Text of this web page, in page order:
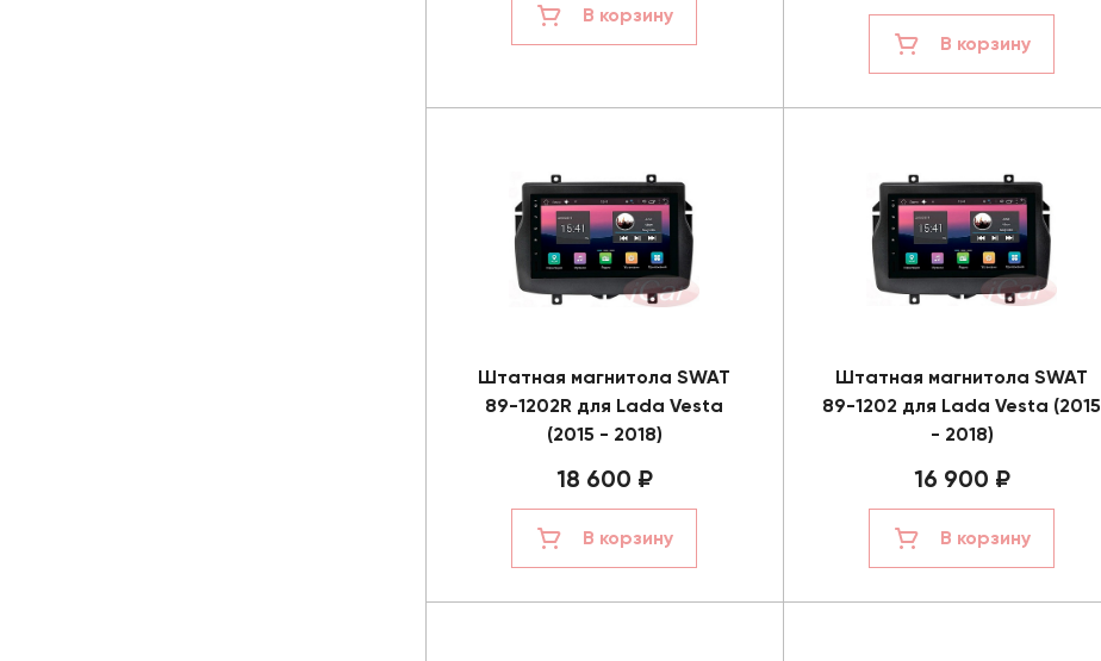
В корзину
В корзину
Штатная магнитола SWAT
89-1202R для Lada Vesta
(2015 - 2018)
18 600 ₽
В корзину
Штатная магнитола SWAT
89-1202 для Lada Vesta (2015
- 2018)
16 900 ₽
В корзину